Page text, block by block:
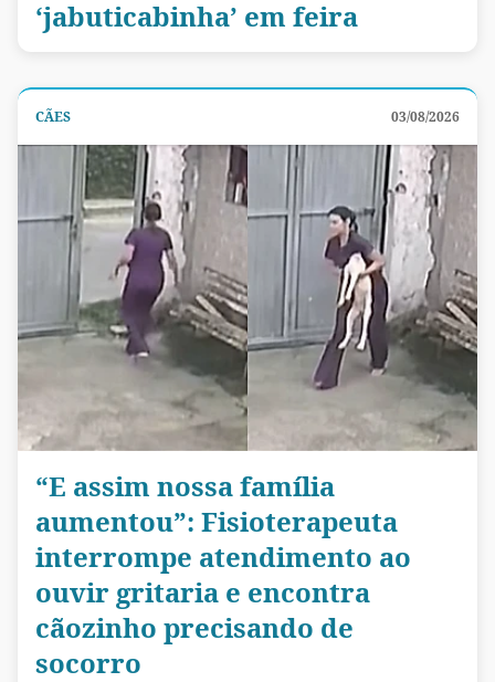
‘jabuticabinha’ em feira
CÃES 03/08/2026
“E assim nossa família
aumentou”: Fisioterapeuta
interrompe atendimento ao
ouvir gritaria e encontra
cãozinho precisando de
socorro